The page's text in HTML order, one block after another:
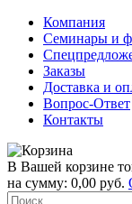
Компания
Семинары и
Заказы
Доставка и
Вопрос-Ответ
Контакты
В Вашей корзине
на сумму: 0,00 руб.